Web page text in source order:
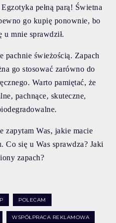
pełną parą! Świetna
go kupię ponownie, bo
u mnie sprawdził.
pachnie świeżością. Zapach
go stosować zarówno do
Warto pamiętać, że
pachnące, skuteczne,
zapytam Was, jakie macie
się u Was sprawdza? Jaki
zapach?
POLECAM
WSPÓŁPRACA REKLAMOWA